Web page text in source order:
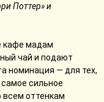
Поттер» и
кафе мадам
чай и подают
номинация — для тех,
сильное
оттенкам